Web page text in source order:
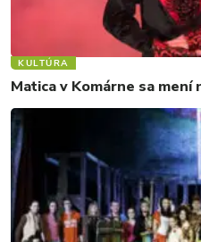
KULTÚRA
Matica v Komárne sa